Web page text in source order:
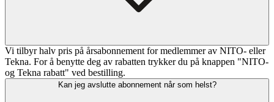
Vi tilbyr halv pris på årsabonnement for medlemmer av NITO- eller
Tekna. For å benytte deg av rabatten trykker du på knappen "NITO-
og Tekna rabatt" ved bestilling.
Kan jeg avslutte abonnement når som helst?